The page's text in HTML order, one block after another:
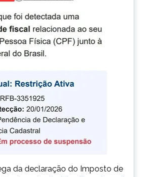
da declaração do Imposto de